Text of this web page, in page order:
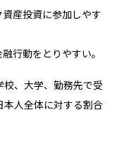
産投資に参加しやす
行動をとりやすい。
、大学、勤務先で受
本人全体に対する割合